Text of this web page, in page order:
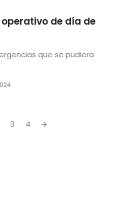
de día de
que se pudiera
3 4